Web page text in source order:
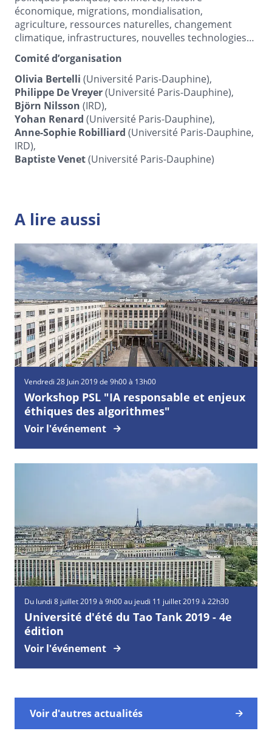
économique, migrations, mondialisation,
agriculture, ressources naturelles, changement
climatique, infrastructures, nouvelles technologies…
Comité d’organisation
Olivia Bertelli (Université Paris-Dauphine),
Philippe De Vreyer(Université Paris-Dauphine),
Björn Nilsson (IRD),
Yohan Renard (Université Paris-Dauphine),
Anne-Sophie Robilliard (Université Paris-Dauphine,
IRD),
Baptiste Venet(Université Paris-Dauphine)
A lire aussi
Vendredi 28 Juin2019 de 9h00 à 13h00
Workshop PSL "IA responsable et enjeux
éthiques des algorithmes"
Voir l'événement
Du lundi 8 juillet 2019 à 9h00 au jeudi 11 juillet 2019 à 22h30
Université d'été du Tao Tank 2019 - 4e
édition
Voir l'événement
Voir d'autres actualités